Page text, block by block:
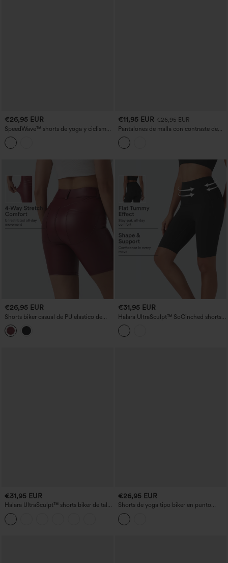
€26,95 EUR
SpeedWave™ shorts de yoga y ciclismo
de cintura alta con malla de contraste,
de secado rápido, 7'' con bolsillos
€11,95 EUR €26,95 EUR
Pantalones de malla con contraste de
talle alto 7'' con bolsillos, de secado
rápido para yoga
€26,95 EUR
Shorts biker casual de PU elástico de
talle alto, 7'' con bolsillos
€31,95 EUR
Halara UltraSculpt™ SoCinched shorts
de ciclismo de entrenamiento
moldeadores de cintura alta 9'' con
bolsillos — efecto levantaglúteos y
€31,95 EUR
Halara UltraSculpt™ shorts biker de talle
alto: efecto lifting de glúteos, control de
abdomen, con bolsillo, 5''
€26,95 EUR
Shorts de yoga tipo biker en punto
acanalado, de cintura alta, con cordón,
de secado rápido, 6'' con bolsillos -
UPF50+